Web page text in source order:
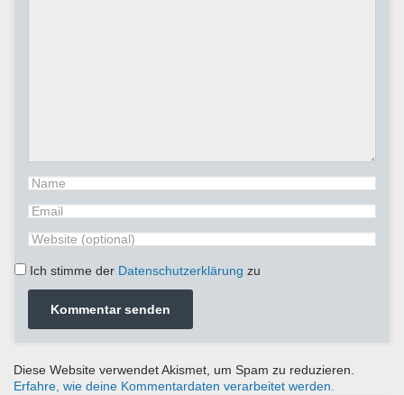
Ich stimme der Datenschutzerklärung zu
Diese Website verwendet Akismet, um Spam zu reduzieren.
Erfahre, wie deine Kommentardaten verarbeitet werden.